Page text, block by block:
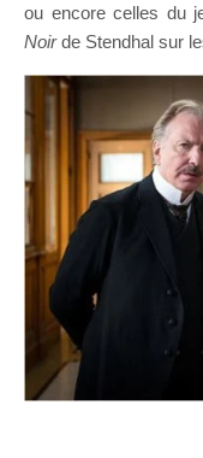
ou encore celles du
Noirde Stendhal sur